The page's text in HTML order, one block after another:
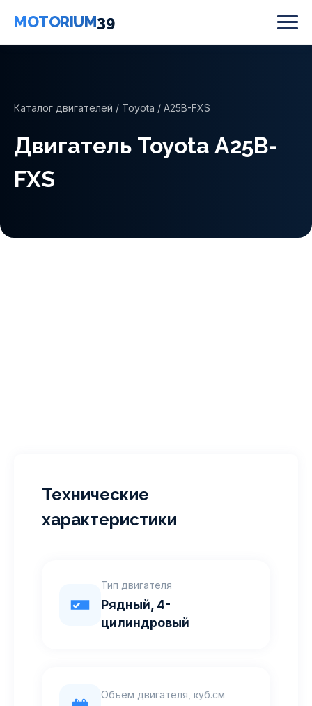
MOTORIUM39
Каталог двигателей / Toyota / A25B-FXS
Двигатель Toyota A25B-
FXS
Технические
характеристики
Тип двигателя
Рядный, 4-
цилиндровый
Объем двигателя, куб.см